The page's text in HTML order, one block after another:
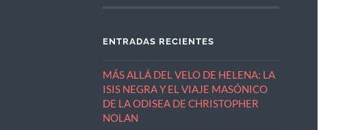
ENTRADAS RECIENTES
MÁS ALLÁ DEL VELO DE HELENA: LA
ISIS NEGRA Y EL VIAJE MASÓNICO
DE LA ODISEA DE CHRISTOPHER
NOLAN